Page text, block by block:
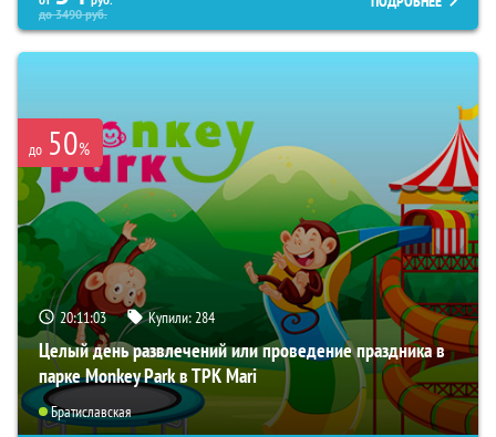
до3490руб.
до 50%
20:11:01 Купили:284
Целый день развлечений или проведение праздника в
парке Monkey Park в ТРК Mari
Братиславская